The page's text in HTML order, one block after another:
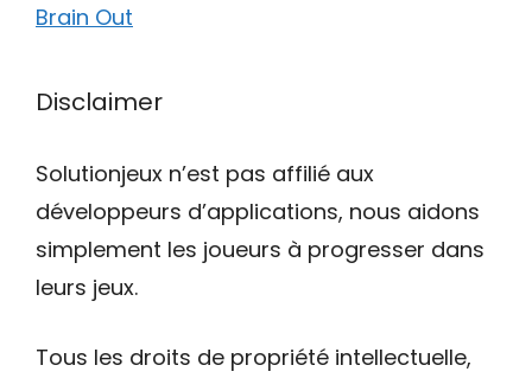
Brain Out
Disclaimer
Solutionjeux n’est pas affilié aux
développeurs d’applications, nous aidons
simplement les joueurs à progresser dans
leurs jeux.
Tous les droits de propriété intellectuelle,